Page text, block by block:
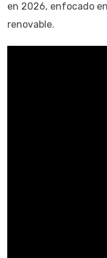
en 2026, enfocado
renovable.